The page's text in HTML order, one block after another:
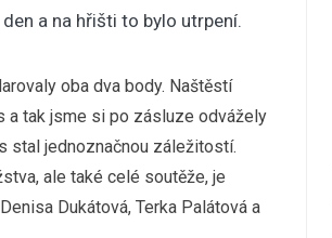
a na hřišti to bylo utrpení.
oba dva body. Naštěstí
a tak jsme si po zásluze odvážely
stal jednoznačnou záležitostí.
ale také celé soutěže, je
Dukátová, Terka Palátová a